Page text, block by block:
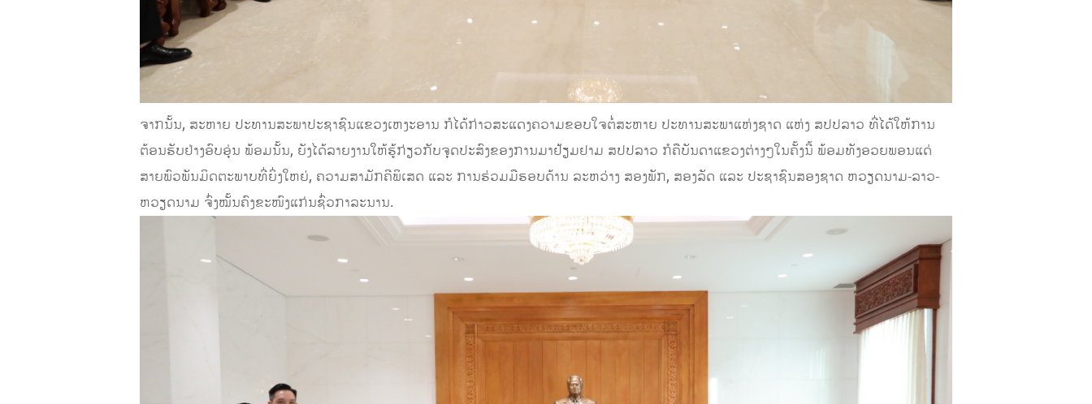
ຈາກນັ້ນ, ສະຫາຍ ປະທານສະພາປະຊາຊົນແຂວງເຫງະອານ ກໍໄດ້ກ່າວສະແດງຄວາມຂອບໃຈຕໍ່ສະຫາຍ ປະທານສະພາແຫ່ງຊາດ ແຫ່ງ ສປປລາວ ທີ່ໄດ້ໃຫ້ການ
ຕ້ອນຮັບຢ່າງອົບອຸ່ນ ພ້ອມນັ້ນ, ຍັງໄດ້ລາຍງານໃຫ້ຮູ້ກ່ຽວກັບຈຸດປະສົງຂອງການມາຢ້ຽມຢາມ ສປປລາວ ກໍຄືບັນດາແຂວງຕ່າງໆໃນຄັ້ງນີ້ ພ້ອມທັງອວຍພອນແດ່
ສາຍພົວພັນມິດຕະພາບທີ່ຍິ່ງໃຫຍ່, ຄວາມສາມັກຄີພິເສດ ແລະ ການຮ່ວມມືຮອບດ້ານ ລະຫວ່າງ ສອງພັກ, ສອງລັດ ແລະ ປະຊາຊົນສອງຊາດ ຫວຽດນາມ-ລາວ-
ຫວຽດນາມ ຈົ່ງໝັ້ນຄົງຂະໜົງແກ່ນຊົ່ວກາລະນານ.